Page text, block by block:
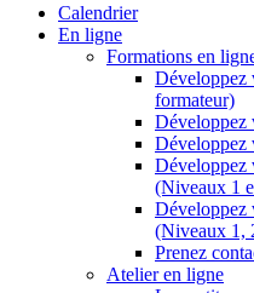
Calendrier
En ligne
Formations en
Développez
formateur)
Développez
Développez
Développez
(Niveaux 1
Développez
(Niveaux 1,
Prenez
Atelier en ligne